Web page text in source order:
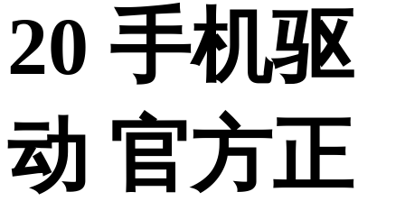
20 手机驱
动 官方正